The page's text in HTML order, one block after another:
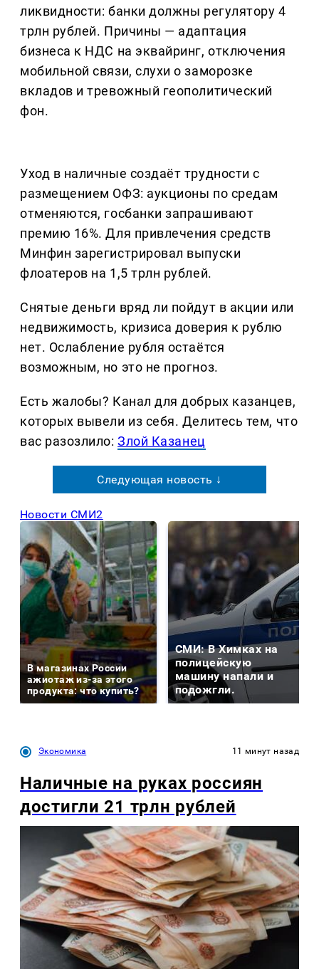
ликвидности: банки должны регулятору 4
трлн рублей. Причины — адаптация
бизнеса к НДС на эквайринг, отключения
мобильной связи, слухи о заморозке
вкладов и тревожный геополитический
фон.
Уход в наличные создаёт трудности с
размещением ОФЗ: аукционы по средам
отменяются, госбанки запрашивают
премию 16%. Для привлечения средств
Минфин зарегистрировал выпуски
флоатеров на 1,5 трлн рублей.
Снятые деньги вряд ли пойдут в акции или
недвижимость, кризиса доверия к рублю
нет. Ослабление рубля остаётся
возможным, но это не прогноз.
Есть жалобы? Канал для добрых казанцев,
которых вывели из себя. Делитеcь тем, что
вас разозлило:Злой Казанец
Следующая новость ↓
Новости СМИ2
В магазинах России
ажиотаж из-за этого
продукта: что купить?
СМИ: В Химках на
полицейскую
машину напали и
подожгли.
Экономика 11 минут назад
Наличные на руках россиян
достигли 21 трлн рублей